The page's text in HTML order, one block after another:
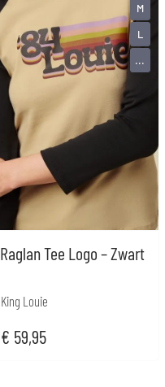
Raglan Tee Logo – Zwart
King Louie
€ 59,95
M
L
...